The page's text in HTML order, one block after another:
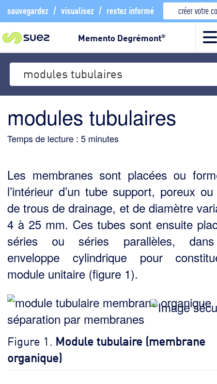
sauvegardez / visualisez / restez informé créer votre
Memento Degrémont®
modules tubulaires
modules tubulaires
Temps de lecture : 5 minutes
Les membranes sont placées ou
l’intérieur d’un tube support, poreux
de trous de drai­nage, et de diamètre
4 à 25 mm. Ces tubes sont ensuite
séries ou séries parallèles,
enveloppe cylindrique pour
module unitaire (figure 1).
Figure 1. Module tubulaire (membrane
organique)